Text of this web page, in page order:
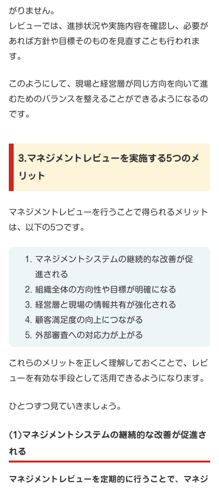
がりません。
レビューでは、進捗状況や実施内容を確認し、必要が
あれば方針や目標そのものを見直すことも行われま
す。
このようにして、現場と経営層が同じ方向を向いて進
むためのバランスを整えることができるようになるの
です。
3.マネジメントレビューを実施する5つのメ
リット
マネジメントレビューを行うことで得られるメリット
は、以下の5つです。
マネジメントシステムの継続的な改善が促
進される
組織全体の方向性や目標が明確になる
経営層と現場の情報共有が強化される
顧客満足度の向上につながる
外部審査への対応力が上がる
これらのメリットを正しく理解しておくことで、レビ
ューを有効な手段として活用できるようになります。
ひとつずつ見ていきましょう。
(1)マネジメントシステムの継続的な改善が促進さ
れる
マネジメントレビューを定期的に行うことで、マネジ